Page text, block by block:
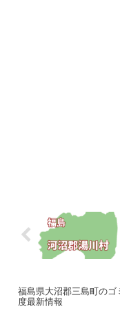
福島県大沼郡三島町のゴ
度最新情報